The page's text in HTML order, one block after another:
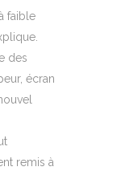
faible
des
écran
remis à